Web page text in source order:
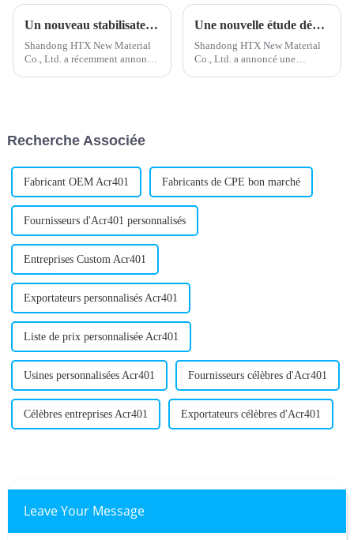
Un nouveau stabilisateur de plomb composé améliore les performances de la batterie
Shandong HTX New Material
Co., Ltd. a récemment annoncé
plomb est conçu pour…
Une nouvelle étude démontre le potentiel du polyéthylène chloré dans l'industrie du plastique
Shandong HTX New Material
Co., Ltd. a annoncé une
Recherche Associée
Fabricant OEM Acr401 Fabricants de CPE bon marché
Fournisseurs d'Acr401 personnalisés
Entreprises Custom Acr401
Exportateurs personnalisés Acr401
Liste de prix personnalisée Acr401
Usines personnalisées Acr401 Fournisseurs célèbres d'Acr401
Célèbres entreprises Acr401 Exportateurs célèbres d'Acr401
Leave Your Message